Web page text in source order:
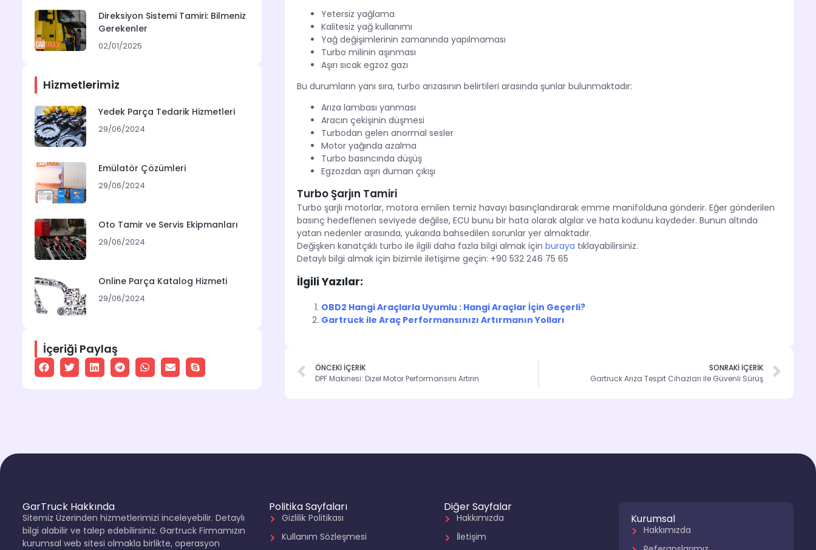
Direksiyon Sistemi Tamiri: Bilmeniz
Gerekenler
02/01/2025
Hizmetlerimiz
Yedek Parça Tedarik Hizmetleri
29/06/2024
Emülatör Çözümleri
29/06/2024
Oto Tamir ve Servis Ekipmanları
29/06/2024
Online Parça Katalog Hizmeti
29/06/2024
İçeriği Paylaş
Yetersiz yağlama
Kalitesiz yağ kullanımı
Yağ değişimlerinin zamanında yapılmaması
Turbo milinin aşınması
Aşırı sıcak egzoz gazı
Bu durumların yanı sıra, turbo arızasının belirtileri arasında şunlar bulunmaktadır:
Arıza lambası yanması
Aracın çekişinin düşmesi
Turbodan gelen anormal sesler
Motor yağında azalma
Turbo basıncında düşüş
Egzozdan aşırı duman çıkışı
Turbo Şarjın Tamiri
Turbo şarjlı motorlar, motora emilen temiz havayı basınçlandırarak emme manifolduna gönderir. Eğer gönderilen
basınç hedeflenen seviyede değilse, ECU bunu bir hata olarak algılar ve hata kodunu kaydeder. Bunun altında
yatan nedenler arasında, yukarıda bahsedilen sorunlar yer almaktadır.
Değişken kanatçıklı turbo ile ilgili daha fazla bilgi almak için buraya tıklayabilirsiniz.
Detaylı bilgi almak için bizimle iletişime geçin: +90 532 246 75 65
İlgili Yazılar:
OBD2 Hangi Araçlarla Uyumlu : Hangi Araçlar İçin Geçerli?
Gartruck ile Araç Performansınızı Artırmanın Yolları
ÖNCEKİ İÇERİK
DPF Makinesi: Dizel Motor Performansını Artırın
SONRAKİ İÇERİK
Gartruck Arıza Tespit Cihazları ile Güvenli Sürüş
GarTruck Hakkında
Sitemiz Üzerinden hizmetlerimizi inceleyebilir. Detaylı
bilgi alabilir ve talep edebilirsiniz. Gartruck Firmamızın
kurumsal web sitesi olmakla birlikte, operasyon
Politika Sayfaları
Gizlilik Politikası
Kullanım Sözleşmesi
Diğer Sayfalar
Hakkımızda
İletişim
Kurumsal
Hakkımızda